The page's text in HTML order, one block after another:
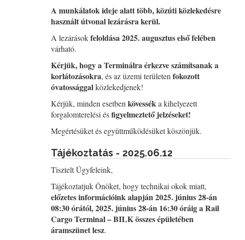
A munkálatok ideje alatt több, közúti közlekedésre
használt útvonal lezárásra kerül.
A lezárásokfeloldása 2025. augusztus első felében
várható.
Kérjük, hogy a Terminálra érkezve számítsanak a
korlátozásokra, és az üzemi területen fokozott
óvatossággalközlekedjenek!
Kérjük, minden esetben kövesséka kihelyezett
forgalomterelési ésfigyelmeztető jelzéseket!
Megértésüket és együttműködésüket köszönjük.
Tájékoztatás - 2025.06.12
Tisztelt Ügyfeleink,
Tájékoztatjuk Önöket, hogy technikai okok miatt,
előzetes információink alapján 2025. június 28-án
08:30 órától, 2025. június 28-án 16:30 óráig a Rail
Cargo Terminal – BILK összes épületében
áramszünet lesz.